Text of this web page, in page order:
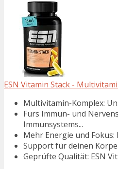
ESN Vitamin Stack -
Multivitamin-Komplex:
Fürs Immun- und
Immunsystems...
Mehr Energie und
Support für deinen
Geprüfte Qualität: ESN